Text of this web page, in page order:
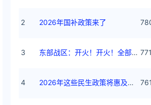
2 2026年国补政策来了
3 东部战区：开火！开火！全部命中！
4 2026年这些民生政策将惠及百姓